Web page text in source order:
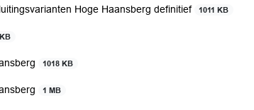
Hoge Haansberg definitief 1011 KB
1018 KB
1 MB